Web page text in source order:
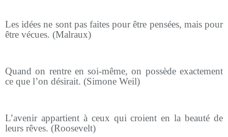
Les idées ne sont pas faites pour être pensées, mais pour
être vécues. (Malraux)
Quand on rentre en soi-même, on possède exactement
ce que l’on désirait. (Simone Weil)
L’avenir appartient à ceux qui croient en la beauté de
leurs rêves. (Roosevelt)